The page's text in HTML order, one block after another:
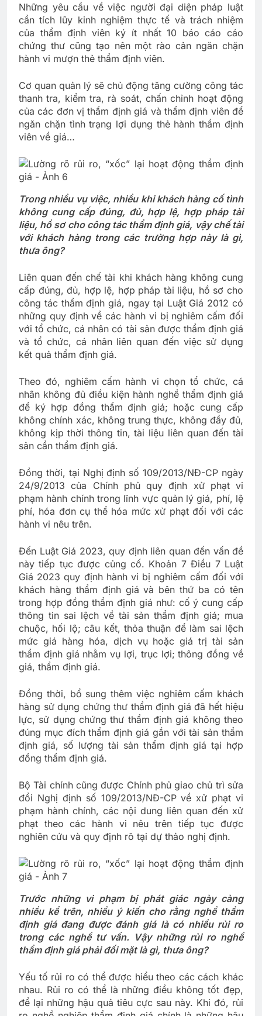
Những yêu cầu về việc người đại diện pháp luật
cần tích lũy kinh nghiệm thực tế và trách nhiệm
của thẩm định viên ký ít nhất 10 báo cáo cáo
chứng thư cũng tạo nên một rào cản ngăn chặn
hành vi mượn thẻ thẩm định viên.
Cơ quan quản lý sẽ chủ động tăng cường công tác
thanh tra, kiểm tra, rà soát, chấn chỉnh hoạt động
của các đơn vị thẩm định giá và thẩm định viên để
ngăn chặn tình trạng lợi dụng thẻ hành thẩm định
viên về giá…
Trong nhiều vụ việc, nhiều khi khách hàng cố tình
không cung cấp đúng, đủ, hợp lệ, hợp pháp tài
liệu, hồ sơ cho công tác thẩm định giá, vậy chế tài
với khách hàng trong các trường hợp này là gì,
thưa ông?
Liên quan đến chế tài khi khách hàng không cung
cấp đúng, đủ, hợp lệ, hợp pháp tài liệu, hồ sơ cho
công tác thẩm định giá, ngay tại Luật Giá 2012 có
những quy định về các hành vi bị nghiêm cấm đối
với tổ chức, cá nhân có tài sản được thẩm định giá
và tổ chức, cá nhân liên quan đến việc sử dụng
kết quả thẩm định giá.
Theo đó, nghiêm cấm hành vi chọn tổ chức, cá
nhân không đủ điều kiện hành nghề thẩm định giá
để ký hợp đồng thẩm định giá; hoặc cung cấp
không chính xác, không trung thực, không đầy đủ,
không kịp thời thông tin, tài liệu liên quan đến tài
sản cần thẩm định giá.
Đồng thời, tại Nghị định số 109/2013/NĐ-CP ngày
24/9/2013 của Chính phủ quy định xử phạt vi
phạm hành chính trong lĩnh vực quản lý giá, phí, lệ
phí, hóa đơn cụ thể hóa mức xử phạt đối với các
hành vi nêu trên.
Đến Luật Giá 2023, quy định liên quan đến vấn đề
này tiếp tục được củng cố. Khoản 7 Điều 7 Luật
Giá 2023 quy định hành vi bị nghiêm cấm đối với
khách hàng thẩm định giá và bên thứ ba có tên
trong hợp đồng thẩm định giá như: cố ý cung cấp
thông tin sai lệch về tài sản thẩm định giá; mua
chuộc, hối lộ; câu kết, thỏa thuận để làm sai lệch
mức giá hàng hóa, dịch vụ hoặc giá trị tài sản
thẩm định giá nhằm vụ lợi, trục lợi; thông đồng về
giá, thẩm định giá.
Đồng thời, bổ sung thêm việc nghiêm cấm khách
hàng sử dụng chứng thư thẩm định giá đã hết hiệu
lực, sử dụng chứng thư thẩm định giá không theo
đúng mục đích thẩm định giá gắn với tài sản thẩm
định giá, số lượng tài sản thẩm định giá tại hợp
đồng thẩm định giá.
Bộ Tài chính cũng được Chính phủ giao chủ trì sửa
đổi Nghị định số 109/2013/NĐ-CP về xử phạt vi
phạm hành chính, các nội dung liên quan đến xử
phạt theo các hành vi nêu trên tiếp tục được
nghiên cứu và quy định rõ tại dự thảo nghị định.
Trước những vi phạm bị phát giác ngày càng
nhiều kể trên, nhiều ý kiến cho rằng nghề thẩm
định giá đang được đánh giá là có nhiều rủi ro
trong các nghề tư vấn. Vậy những rủi ro nghề
thẩm định giá phải đối mặt là gì, thưa ông?
Yếu tố rủi ro có thể được hiểu theo các cách khác
nhau. Rủi ro có thể là những điều không tốt đẹp,
để lại những hậu quả tiêu cực sau này. Khi đó, rủi